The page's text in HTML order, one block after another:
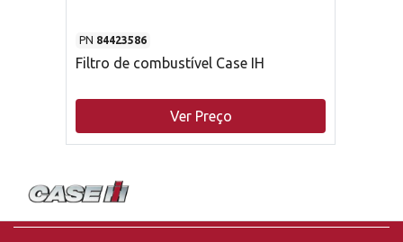
PN 84423586
Filtro de combustível Case IH
Ver Preço